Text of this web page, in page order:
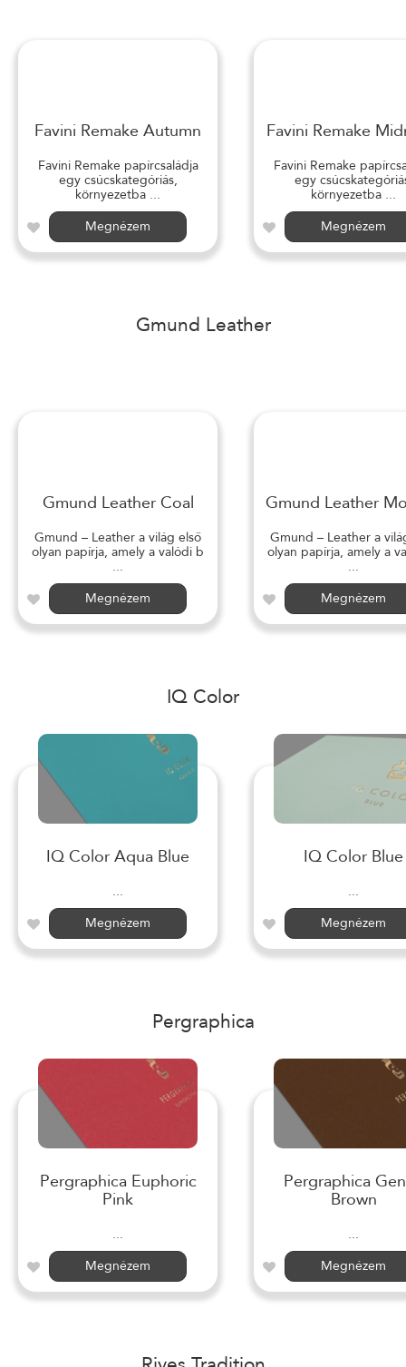
Favini Remake Autumn
Favini Remake papírcsaládja
egy csúcskategóriás,
környezetba ...
Megnézem
Favini Remake
Favini Remake
egy
környezetba ...
Megnézem
Gmund Leather
Gmund Leather Coal
Gmund – Leather a világ első
olyan papírja, amely a valódi b
...
Megnézem
Gmund Leather
Gmund – Leather a
olyan papírja, amely a
...
Megnézem
IQ Color
IQ Color Aqua Blue
...
Megnézem
IQ Color Blue
...
Megnézem
Pergraphica
Pergraphica Euphoric
Pink
...
Megnézem
Pergraphica
Brown
...
Megnézem